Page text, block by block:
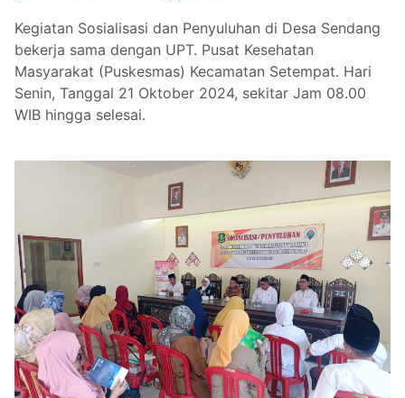
Kegiatan Sosialisasi dan Penyuluhan di Desa Sendang
bekerja sama dengan UPT. Pusat Kesehatan
Masyarakat (Puskesmas) Kecamatan Setempat. Hari
Senin, Tanggal 21 Oktober 2024, sekitar Jam 08.00
WIB hingga selesai.